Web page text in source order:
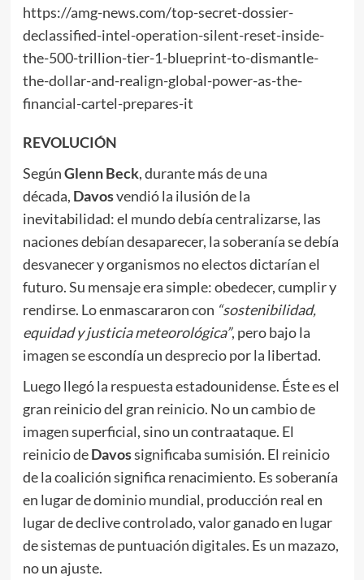
https://amg-news.com/top-secret-dossier-
declassified-intel-operation-silent-reset-inside-
the-500-trillion-tier-1-blueprint-to-dismantle-
the-dollar-and-realign-global-power-as-the-
financial-cartel-prepares-it
REVOLUCIÓN
SegúnGlenn Beck, durante más de una
década, Davosvendió la ilusión de la
inevitabilidad: el mundo debía centralizarse, las
naciones debían desaparecer, la soberanía se debía
desvanecer y organismos no electos dictarían el
futuro. Su mensaje era simple: obedecer, cumplir y
rendirse. Lo enmascararon con “sostenibilidad,
equidad y justiciameteorológica”, pero bajo la
imagen se escondía un desprecio por la libertad.
Luego llegó la respuesta estadounidense. Éste es el
gran reinicio del gran reinicio. No un cambio de
imagen superficial, sino un contraataque. El
reinicio deDavossignificaba sumisión. El reinicio
de la coalición significa renacimiento. Es soberanía
en lugar de dominio mundial, producción real en
lugar de declive controlado, valor ganado en lugar
de sistemas de puntuación digitales. Es un mazazo,
no un ajuste.